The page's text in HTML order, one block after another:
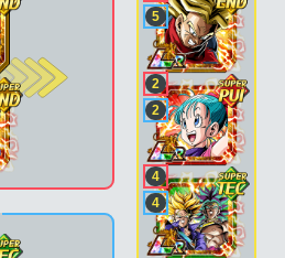
5
2
2
4
4